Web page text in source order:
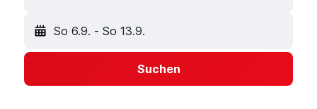
So 6.9. - So 13.9.
Suchen